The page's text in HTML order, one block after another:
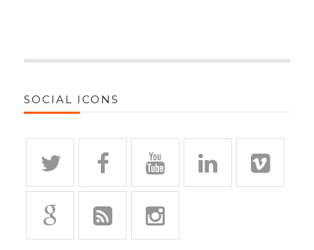
SOCIAL ICONS